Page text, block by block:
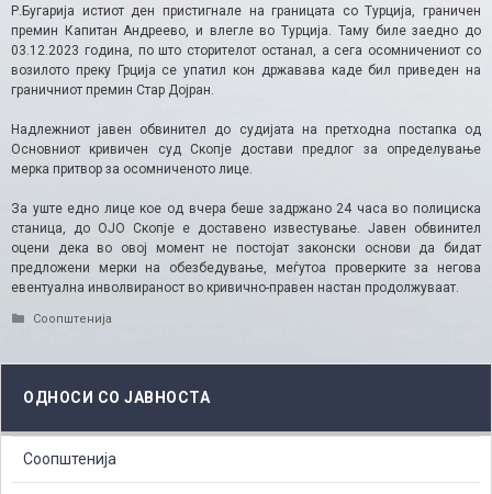
Р.Бугарија истиот ден пристигнале на границата со Турција, граничен
премин Капитан Андреево, и влегле во Турција. Таму биле заедно до
03.12.2023 година, по што сторителот останал, а сега осомничениот со
возилото преку Грција се упатил кон државава каде бил приведен на
граничниот премин Стар Дојран.
Надлежниот јавен обвинител до судијата на претходна постапка од
Основниот кривичен суд Скопје достави предлог за определување
мерка притвор за осомниченото лице.
За уште едно лице кое од вчера беше задржано 24 часа во полициска
станица, до ОЈО Скопје е доставено известување. Јавен обвинител
оцени дека во овој момент не постојат законски основи да бидат
предложени мерки на обезбедување, меѓутоа проверките за негова
евентуална инволвираност во кривично-правен настан продолжуваат.
Categories
Соопштенија
ОДНОСИ СО ЈАВНОСТА
Соопштенија